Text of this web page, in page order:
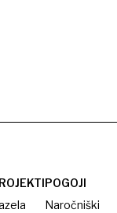
POGOJI
Naročniški